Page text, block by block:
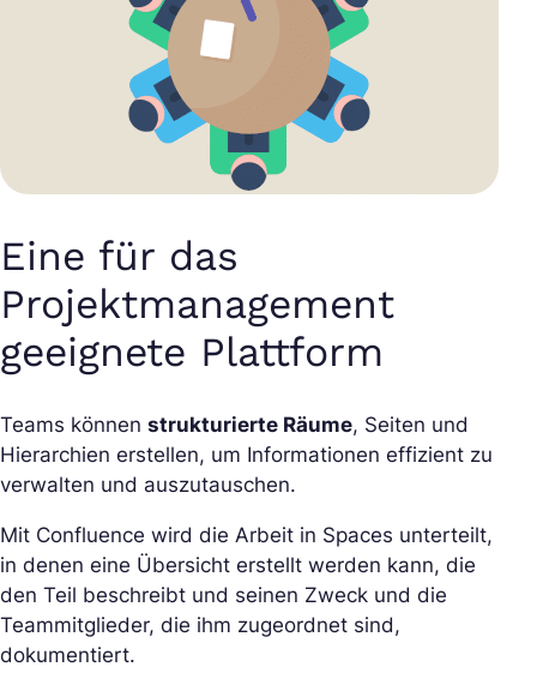
Eine für das
Projektmanagement
geeignete Plattform
Teams können strukturierte Räume, Seiten und
Hierarchien erstellen, um Informationen effizient zu
verwalten und auszutauschen.
Mit Confluence wird die Arbeit in Spaces unterteilt,
in denen eine Übersicht erstellt werden kann, die
den Teil beschreibt und seinen Zweck und die
Teammitglieder, die ihm zugeordnet sind,
dokumentiert.